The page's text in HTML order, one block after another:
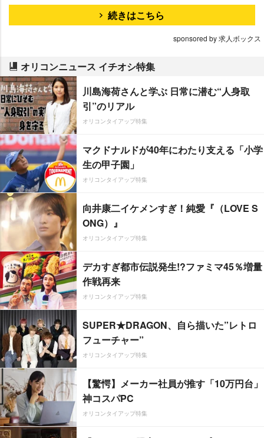
続きはこちら
sponsored by 求人ボックス
オリコンニュース イチオシ特集
川島海荷さんと学ぶ 日常に潜む“人身取
引”のリアル
オリコンタイアップ特集
マクドナルドが40年にわたり支える「小学
生の甲子園」
オリコンタイアップ特集
向井康二イケメンすぎ！純愛『（LOVE S
ONG）』
オリコンタイアップ特集
デカすぎ都市伝説発生!?ファミマ45％増量
作戦再来
オリコンタイアップ特集
SUPER★DRAGON、自ら描いた”レトロ
フューチャー”
オリコンタイアップ特集
【驚愕】メーカー社員が推す「10万円台」
神コスパPC
オリコンタイアップ特集